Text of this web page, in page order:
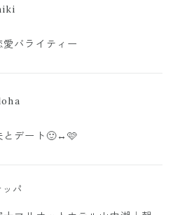
愛バライティー
とデート🙂‍↔️🩷
ッパ